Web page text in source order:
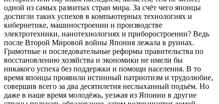
одной из самых развитых стран мира. За счёт чего японцы
достигли таких успехов в компьютерных технологиях и
кибернетике, машиностроении и производстве
электротехники, нанотехнологиях и приборостроении? Ведь
после Второй Мировой войны Япония лежала в руинах.
Грамотные и последовательные реформы правительства по
восстановлению хозяйства и экономики не имели бы
никакого успеха без поддержки и помощи населения. В то
время японцы проявили истинный патриотизм и трудолюбие,
совершив всего за два десятилетия неслыханный подъём. Но
даже в наше время молодёжь, уезжая из Японии в другие